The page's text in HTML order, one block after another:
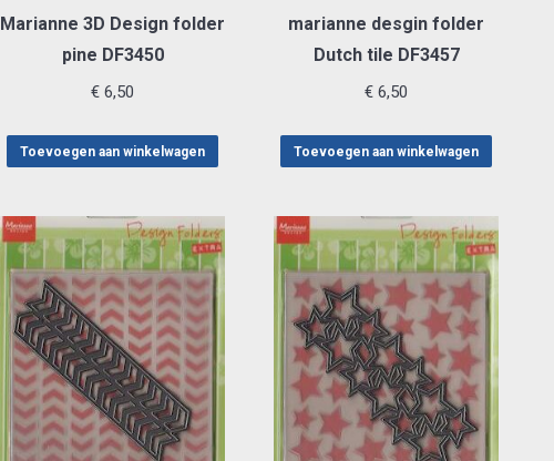
Marianne 3D Design folder
pine DF3450
€ 6,50
Toevoegen aan winkelwagen
marianne desgin folder
Dutch tile DF3457
€ 6,50
Toevoegen aan winkelwagen